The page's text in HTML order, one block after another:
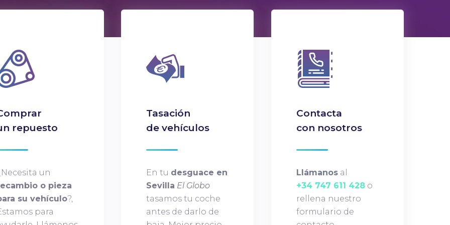
repuesto
un
o pieza
su vehículo?,
para
Tasación
de vehículos
En tu desguace en
Sevilla El Globo
tasamos tu coche
antes de darlo de
Contacta
con nosotros
Llámanos al
+34 747 611 428 o
rellena nuestro
formulario de